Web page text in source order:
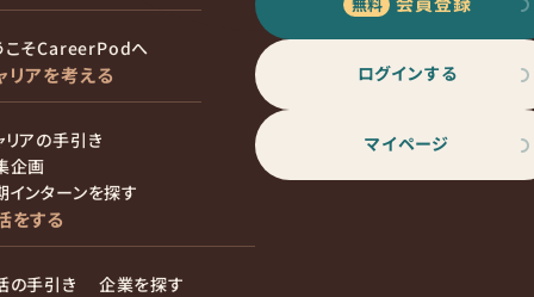
こそCareerPodへ
リアを考える
リアの手引き
企画
インターンを探す
をする
の手引き
企業を探す
ログインする
マイページ